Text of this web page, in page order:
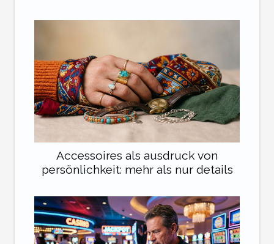
Accessoires als ausdruck von
persönlichkeit: mehr als nur details